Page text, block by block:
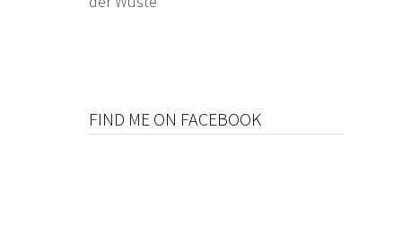
FIND ME ON FACEBOOK